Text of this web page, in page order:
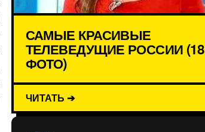
САМЫЕ КРАСИВЫЕ
ТЕЛЕВЕДУЩИЕ РОССИИ (18
ФОТО)
ЧИТАТЬ ➔